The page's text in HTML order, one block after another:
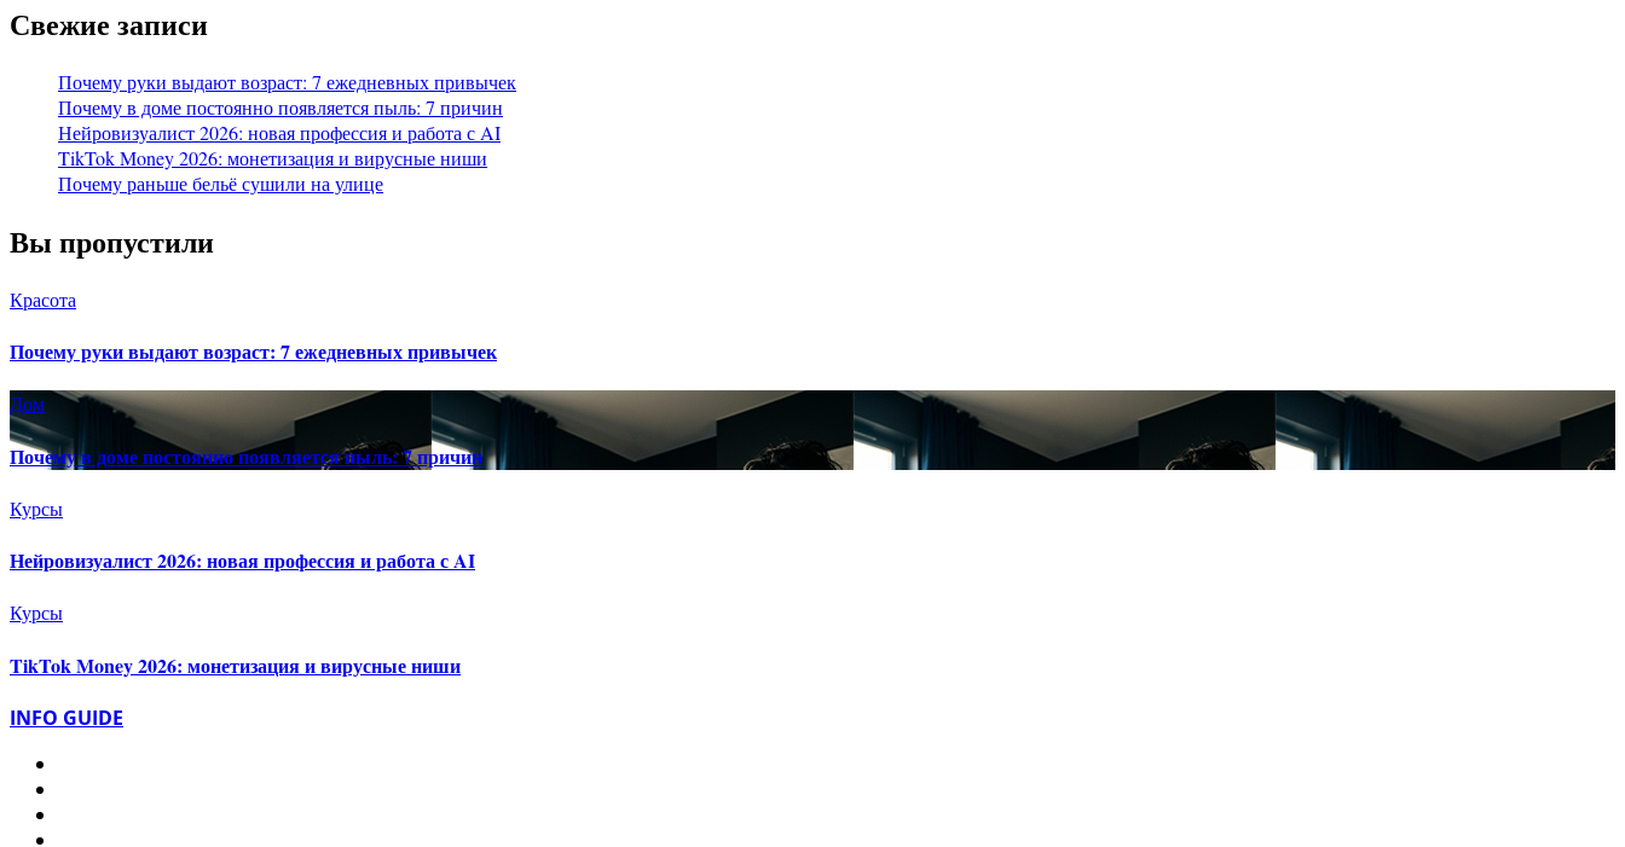
Свежие записи
Почему руки выдают возраст: 7 ежедневных привычек
Почему в доме постоянно появляется пыль: 7 причин
Нейровизуалист 2026: новая профессия и работа с AI
TikTok Money 2026: монетизация и вирусные ниши
Почему раньше бельё сушили на улице
Вы пропустили
Красота
Почему руки выдают возраст: 7 ежедневных привычек
Дом
Почему в доме постоянно появляется пыль: 7 причин
Курсы
Нейровизуалист 2026: новая профессия и работа с AI
Курсы
TikTok Money 2026: монетизация и вирусные ниши
INFO GUIDE